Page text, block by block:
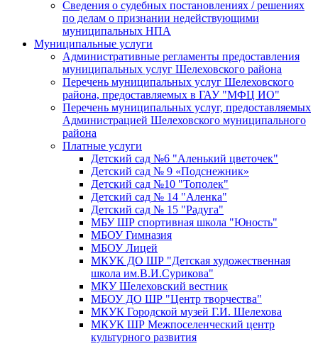
Сведения о судебных постановлениях / решениях
по делам о признании недействующими
муниципальных НПА
Муниципальные услуги
Административные регламенты предоставления
муниципальных услуг Шелеховского района
Перечень муниципальных услуг Шелеховского
района, предоставляемых в ГАУ "МФЦ ИО"
Перечень муниципальных услуг, предоставляемых
Администрацией Шелеховского муниципального
района
Платные услуги
Детский сад №6 "Аленький цветочек"
Детский сад № 9 «Подснежник»
Детский сад №10 "Тополек"
Детский сад № 14 "Аленка"
Детский сад № 15 "Радуга"
МБУ ШР спортивная школа "Юность"
МБОУ Гимназия
МБОУ Лицей
МКУК ДО ШР "Детская художественная
школа им.В.И.Сурикова"
МКУ Шелеховский вестник
МБОУ ДО ШР "Центр творчества"
МКУК Городской музей Г.И. Шелехова
МКУК ШР Межпоселенческий центр
культурного развития